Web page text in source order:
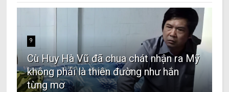
9
Cù Huy Hà Vũ đã chua chát nhận ra Mỹ
không phải là thiên đường như hắn
từng mơ